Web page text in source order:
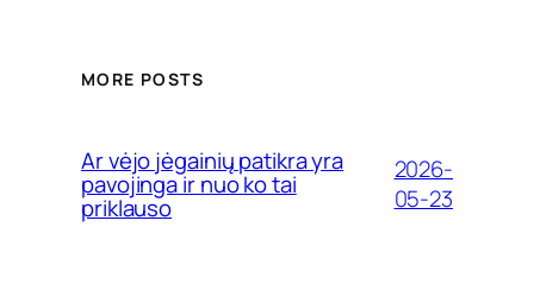
MORE POSTS
Ar vėjo jėgainių patikra yra
pavojinga ir nuo ko tai
priklauso
2026-
05-23